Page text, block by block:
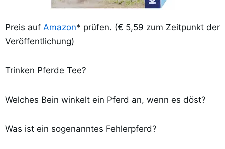
Preis auf Amazon* prüfen. (€ 5,59 zum Zeitpunkt der
Veröffentlichung)
Trinken Pferde Tee?
Welches Bein winkelt ein Pferd an, wenn es döst?
Was ist ein sogenanntes Fehlerpferd?